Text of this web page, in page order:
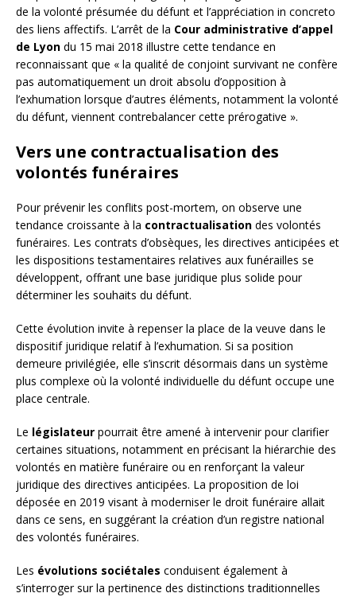
de la volonté présumée du défunt et l’appréciation in concreto
des liens affectifs. L’arrêt de la Cour administrative d’appel
de Lyon du 15 mai 2018 illustre cette tendance en
reconnaissant que « la qualité de conjoint survivant ne confère
pas automatiquement un droit absolu d’opposition à
l’exhumation lorsque d’autres éléments, notamment la volonté
du défunt, viennent contrebalancer cette prérogative ».
Vers une contractualisation des
volontés funéraires
Pour prévenir les conflits post-mortem, on observe une
tendance croissante à la contractualisation des volontés
funéraires. Les contrats d’obsèques, les directives anticipées et
les dispositions testamentaires relatives aux funérailles se
développent, offrant une base juridique plus solide pour
déterminer les souhaits du défunt.
Cette évolution invite à repenser la place de la veuve dans le
dispositif juridique relatif à l’exhumation. Si sa position
demeure privilégiée, elle s’inscrit désormais dans un système
plus complexe où la volonté individuelle du défunt occupe une
place centrale.
Le législateur pourrait être amené à intervenir pour clarifier
certaines situations, notamment en précisant la hiérarchie des
volontés en matière funéraire ou en renforçant la valeur
juridique des directives anticipées. La proposition de loi
déposée en 2019 visant à moderniser le droit funéraire allait
dans ce sens, en suggérant la création d’un registre national
des volontés funéraires.
Les évolutions sociétales conduisent également à
s’interroger sur la pertinence des distinctions traditionnelles